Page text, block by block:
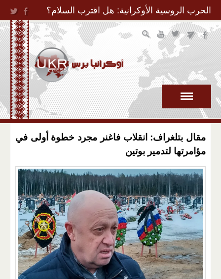
Jump to Navigation
الحرب الروسية الأوكرانية: هل اقترب السلام؟
مقال بتلغراف: انقلاب فاغنر مجرد خطوة أولى في
مؤامرتها لتدمير بوتين